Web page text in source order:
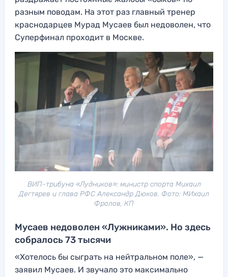
разным поводам. На этот раз главный тренер
краснодарцев Мурад Мусаев был недоволен, что
Суперфинал проходит в Москве.
ВИП-трибуна «Лудников»: министр спорта Михаил
Дегтярев и глава РФС Александр Дюков. Фото: МИхаил
Фролов, КП
Мусаев недоволен «Лужниками». Но здесь
собралось 73 тысячи
«Хотелось бы сыграть на нейтральном поле», —
заявил Мусаев. И звучало это максимально